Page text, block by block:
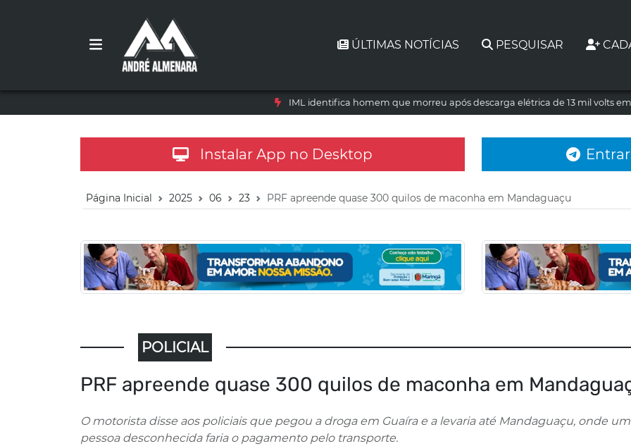
ÚLTIMAS NOTÍCIAS PESQUISAR
IML identifica homem que morreu após descarga elétrica de 13 mil volts
Instalar App no Desktop
Página Inicial 2025 06 23 PRF apreende quase 300 quilos de maconha em Mandaguaçu
POLICIAL
PRF apreende quase 300 quilos de maconha em
O motorista disse aos policiais que pegou a droga em Guaíra e a levaria até Mandaguaçu, onde
pessoa desconhecida faria o pagamento pelo transporte.